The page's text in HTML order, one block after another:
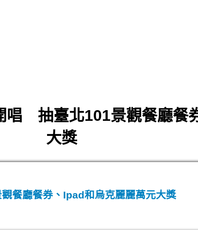
唱 抽臺北101景觀餐廳餐
大獎
餐廳餐券、Ipad和烏克麗麗萬元大獎